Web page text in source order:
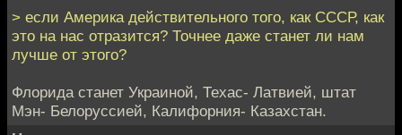
> если Америка действительного того, как СССР, как
это на нас отразится? Точнее даже станет ли нам
лучше от этого?
Флорида станет Украиной, Техас- Латвией, штат
Мэн- Белоруссией, Калифорния- Казахстан.